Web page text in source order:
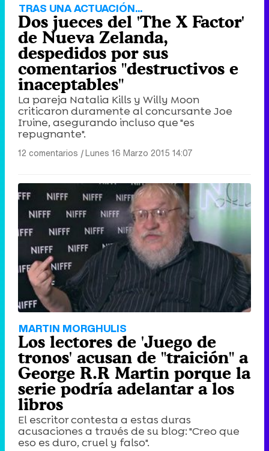
TRAS UNA ACTUACIÓN...
Dos jueces del 'The X Factor'
de Nueva Zelanda,
despedidos por sus
comentarios "destructivos e
inaceptables"
La pareja Natalia Kills y Willy Moon
criticaron duramente al concursante Joe
Irvine, asegurando incluso que "es
repugnante".
12 comentarios |Lunes 16 Marzo 2015 14:07
MARTIN MORGHULIS
Los lectores de 'Juego de
tronos' acusan de "traición" a
George R.R Martin porque la
serie podría adelantar a los
libros
El escritor contesta a estas duras
acusaciones a través de su blog: "Creo que
eso es duro, cruel y falso".